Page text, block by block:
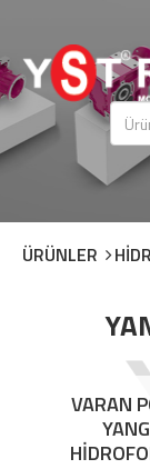
ÜRÜNLER
VARAN